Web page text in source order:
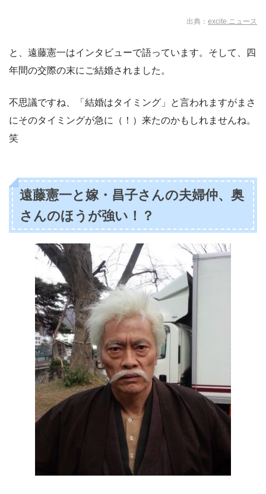
出典： excite.ニュース
と、遠藤憲一はインタビューで語っています。そして、四
年間の交際の末にご結婚されました。
不思議ですね、「結婚はタイミング」と言われますがまさ
にそのタイミングが急に（！）来たのかもしれませんね。
笑
遠藤憲一と嫁・昌子さんの夫婦仲、奥
さんのほうが強い！？